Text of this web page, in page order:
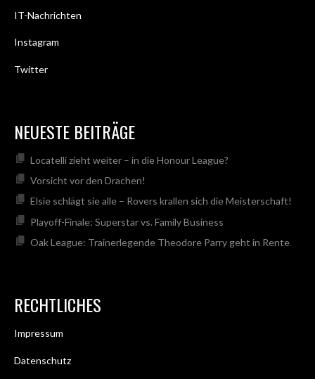
IT-Nachrichten
Instagram
Twitter
NEUESTE BEITRÄGE
Locatelli zieht weiter – in die Honour League?
Vorsicht vor den Drachen!
Elsie schlägt sie alle – Rovers krallen sich die Meisterschaft!
Playoff-Finale: Superstar vs. Family Business
Oak League: Trainerlegende Theodore Parry geht in Rente
RECHTLICHES
Impressum
Datenschutz